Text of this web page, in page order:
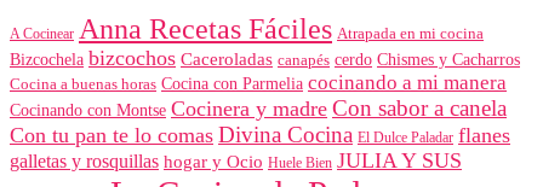
A Cocinear Anna Recetas Fáciles Atrapada en mi cocina
Bizcochela bizcochos Caceroladas canapés cerdo Chismes y Cacharros
Cocina a buenas horas Cocina con Parmelia cocinando a mi manera
Cocinando con Montse Cocinera y madre Con sabor a canela
Con tu pan te lo comas Divina Cocina El Dulce Paladar flanes
galletas y rosquillas hogar y Ocio Huele Bien JULIA Y SUS